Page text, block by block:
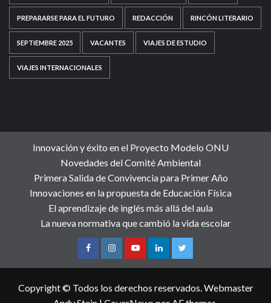
PREPARARSE PARA EL FUTURO REDACCIÓN RINCÓN LITERARIO
SEPTIEMBRE 2025 VACANTES VIAJES DE ESTUDIO
VIAJES INTERNACIONALES
Innovación y éxito en el Proyecto Modelo ONU
Novedades del Comité Ambiental
Primera Salida de Convivencia para Primer Año
Innovaciones en la propuesta de Educación Física
El aprendizaje de inglés más allá del aula
La nueva normativa que cambió la vida escolar
Copyright © Todos los derechos reservados. Webmaster